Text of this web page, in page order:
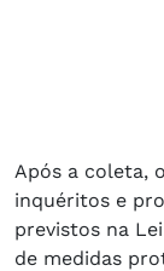
Após a coleta,
inquéritos e
previstos na
de medidas